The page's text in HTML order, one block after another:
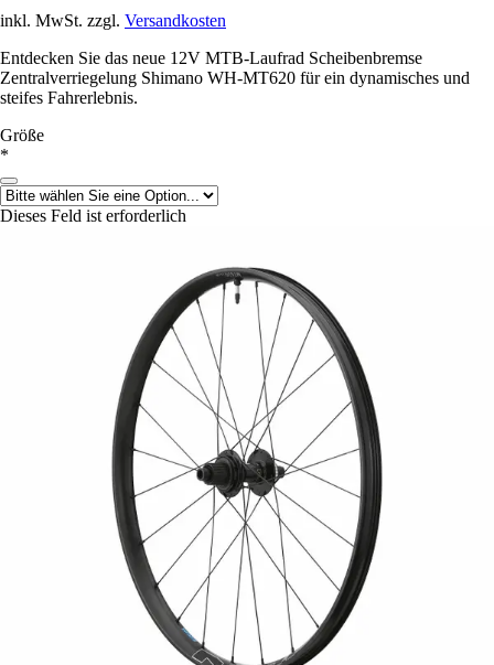
inkl. MwSt. zzgl. Versandkosten
Entdecken Sie das neue 12V MTB-Laufrad Scheibenbremse
Zentralverriegelung Shimano WH-MT620 für ein dynamisches und
steifes Fahrerlebnis.
Größe
*
Dieses Feld ist erforderlich